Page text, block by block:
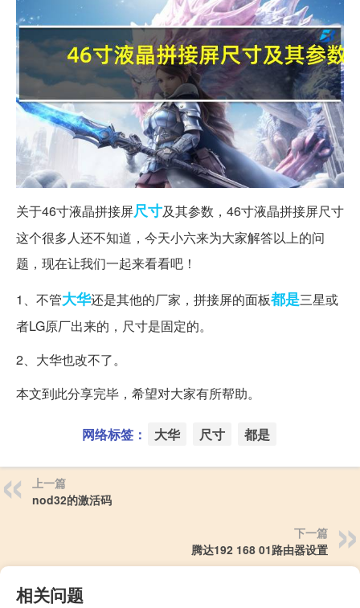
关于46寸液晶拼接屏尺寸及其参数，46寸液晶拼接屏尺寸
这个很多人还不知道，今天小六来为大家解答以上的问
题，现在让我们一起来看看吧！
1、不管大华还是其他的厂家，拼接屏的面板都是三星或
者LG原厂出来的，尺寸是固定的。
2、大华也改不了。
本文到此分享完毕，希望对大家有所帮助。
网络标签： 大华 尺寸 都是
上一篇
nod32的激活码
下一篇
腾达192 168 01路由器设置
相关问题